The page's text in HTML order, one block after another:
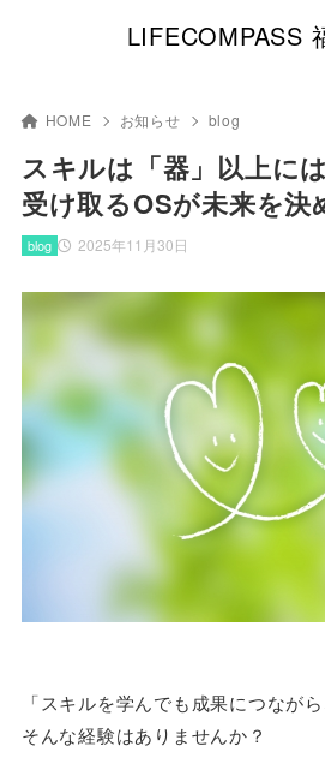
LIFECOMPASS
HOME お知らせ blog
スキルは「器」以上に
受け取るOSが未来を決
2025年11月30日
blog
「スキルを学んでも成果につながら
そんな経験はありませんか？